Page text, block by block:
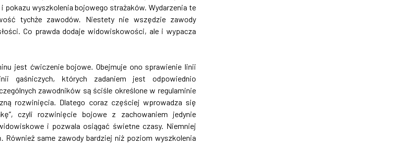
wyszkolenia bojowego strażaków. Wydarzenia te
tychże zawodów. Niestety nie wszędzie zawody
Co prawda dodaje widowiskowości, ale i wypacza
jest ćwiczenie bojowe. Obejmuje ono sprawienie linii
gaśniczych, których zadaniem jest odpowiednio
zawodników są ściśle określone w regulaminie
rozwinięcia. Dlatego coraz częściej wprowadza się
czyli rozwinięcie bojowe z zachowaniem jedynie
i pozwala osiągać świetne czasy. Niemniej
same zawody bardziej niż poziom wyszkolenia